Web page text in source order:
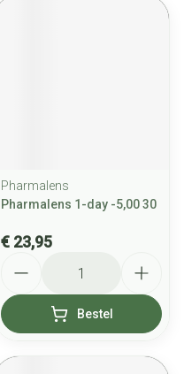
Pharmalens
Pharmalens 1-day -5,00 30
€ 23,95
Bestel